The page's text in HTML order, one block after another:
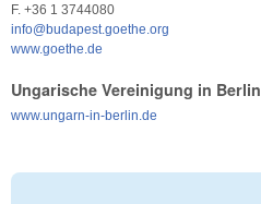
F. +36 1 3744080
info@budapest.goethe.org
www.goethe.de
Ungarische Vereinigung in Berlin
www.ungarn-in-berlin.de